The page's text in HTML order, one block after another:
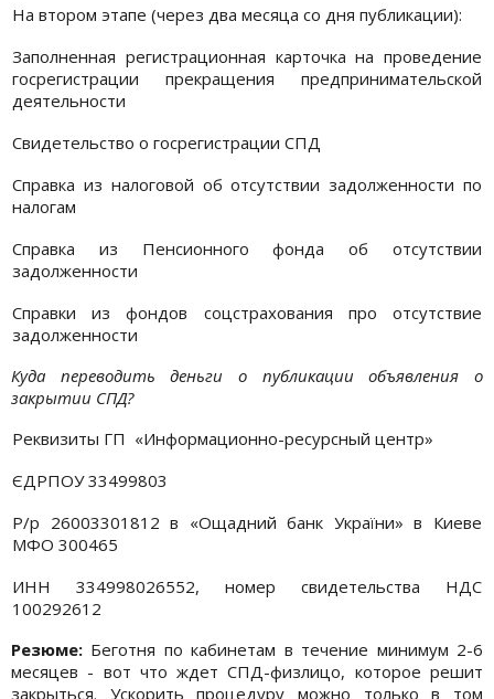
На втором этапе (через два месяца со дня публикации):
Заполненная регистрационная карточка на проведение
госрегистрации прекращения предпринимательской
деятельности
Свидетельство о госрегистрации СПД
Справка из налоговой об отсутствии задолженности по
налогам
Справка из Пенсионного фонда об отсутствии
задолженности
Справки из фондов соцстрахования про отсутствие
задолженности
Куда переводить деньги о публикации объявления о
закрытии СПД?
Реквизиты ГП «Информационно-ресурсный центр»
ЄДРПОУ 33499803
Р/р 26003301812 в «Ощадний банк України» в Киеве
МФО 300465
ИНН 334998026552, номер свидетельства НДС
100292612
Резюме: Беготня по кабинетам в течение минимум 2-6
месяцев - вот что ждет СПД-физлицо, которое решит
закрыться. Ускорить процедуру можно только в том